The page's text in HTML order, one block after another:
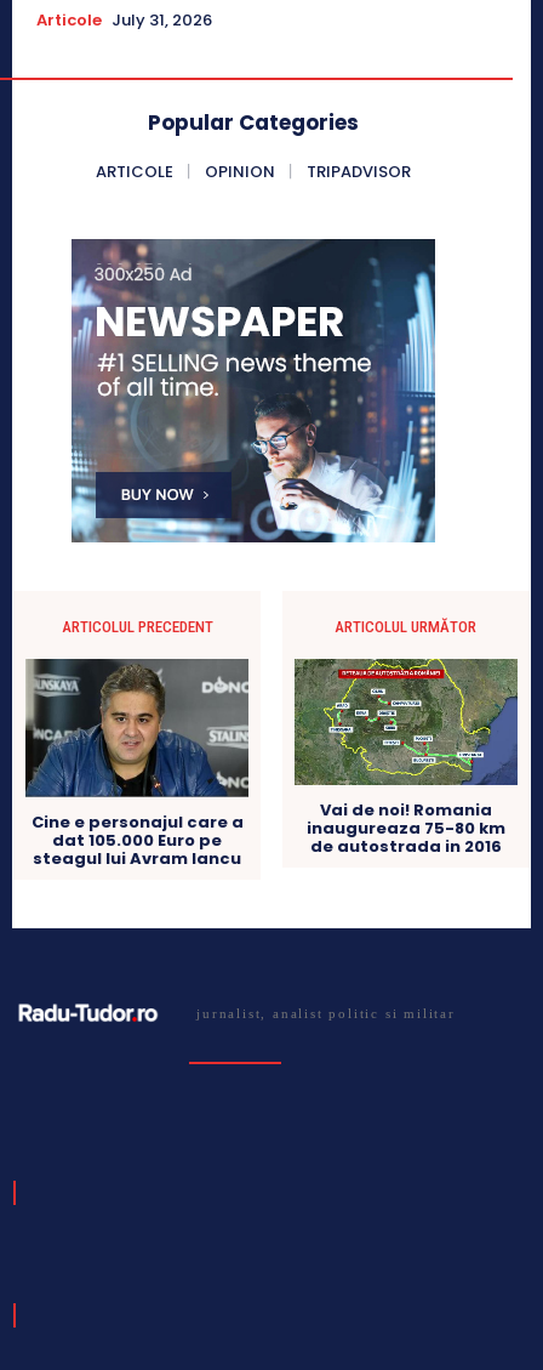
Articole July 31, 2026
Popular Categories
ARTICOLE OPINION TRIPADVISOR
ARTICOLUL PRECEDENT
Cine e personajul care a
dat 105.000 Euro pe
steagul lui Avram Iancu
ARTICOLUL URMĂTOR
Vai de noi! Romania
inaugureaza 75-80 km
de autostrada in 2016
jurnalist, analist politic si militar